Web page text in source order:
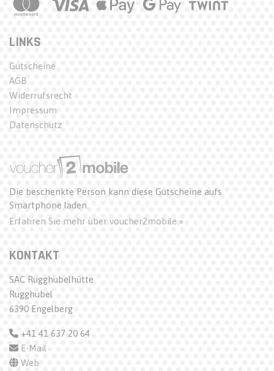
LINKS
Gutscheine
AGB
Widerrufsrecht
Impressum
Datenschutz
Die beschenkte Person kann diese Gutscheine aufs
Smartphone laden.
Erfahren Sie mehr über voucher2mobile »
KONTAKT
SAC Rugghubelhütte
Rugghubel
6390 Engelberg
+41 41 637 20 64
E-Mail
Web